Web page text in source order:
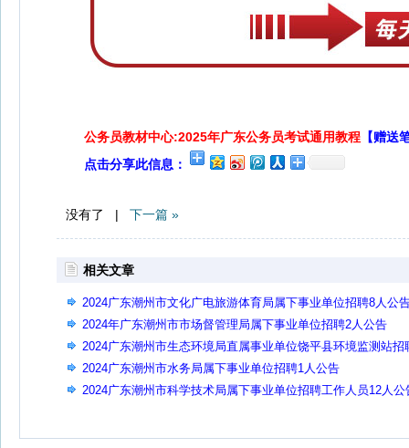
公务员教材中心:2025年广东公务员考试通用教程 【赠送
点击分享此信息：
没有了 | 下一篇 »
相关文章
2024广东潮州市文化广电旅游体育局属下事业单位招聘8人公
2024年广东潮州市市场督管理局属下事业单位招聘2人公告
2024广东潮州市生态环境局直属事业单位饶平县环境监测站招
1人公告
2024广东潮州市水务局属下事业单位招聘1人公告
2024广东潮州市科学技术局属下事业单位招聘工作人员12人公